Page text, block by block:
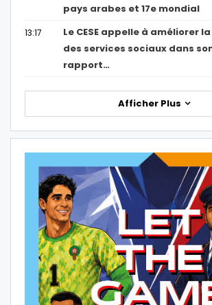
pays arabes et 17e mondial
13:17
Le CESE appelle à améliorer
des services sociaux dans
rapport…
Afficher Plus